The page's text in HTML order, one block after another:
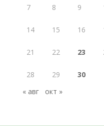
7 8 9
14 15 16
21 22 23
28 29
30
« авг
окт »